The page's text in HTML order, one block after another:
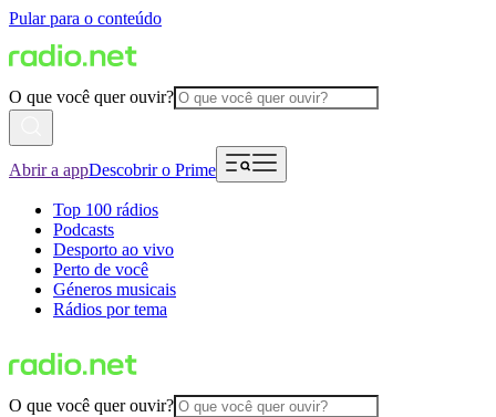
Pular para o conteúdo
O que você quer ouvir?
Abrir a appDescobrir o Prime
Top 100 rádios
Podcasts
Desporto ao vivo
Perto de você
Géneros musicais
Rádios por tema
O que você quer ouvir?